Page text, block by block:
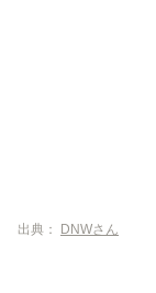
出典： DNWさん